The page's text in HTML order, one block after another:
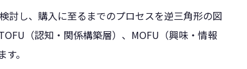
討し、購入に至るまでのプロセスを逆三角形の図
（認知・関係構築層）、MOFU（興味・情報
。